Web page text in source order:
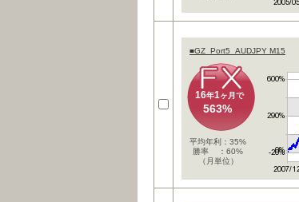
■GZ_Port5_AUDJPY M15
16年1ヶ月で
563%
平均年利：35%
勝率 ：60%
（月単位）